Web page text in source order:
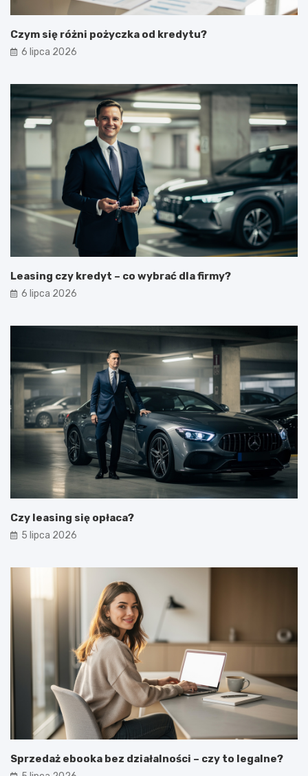
Czym się różni pożyczka od kredytu?
6 lipca 2026
Leasing czy kredyt – co wybrać dla firmy?
6 lipca 2026
Czy leasing się opłaca?
5 lipca 2026
Sprzedaż ebooka bez działalności – czy to legalne?